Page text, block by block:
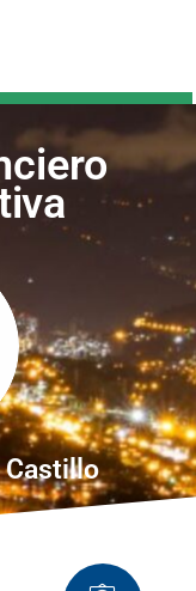
Castillo